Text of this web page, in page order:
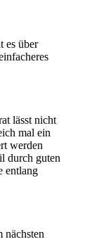
es über
lässt nicht
mal ein
werden
durch guten
entlang